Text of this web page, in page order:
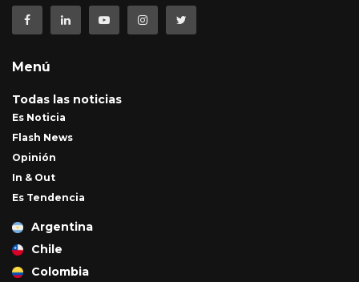
Menú
Todas las noticias
Es Noticia
Flash News
Opinión
In & Out
Es Tendencia
Argentina
Chile
Colombia